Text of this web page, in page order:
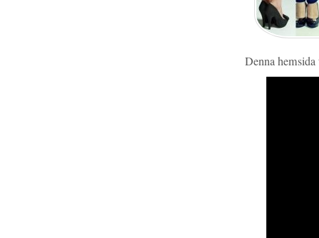
Denna